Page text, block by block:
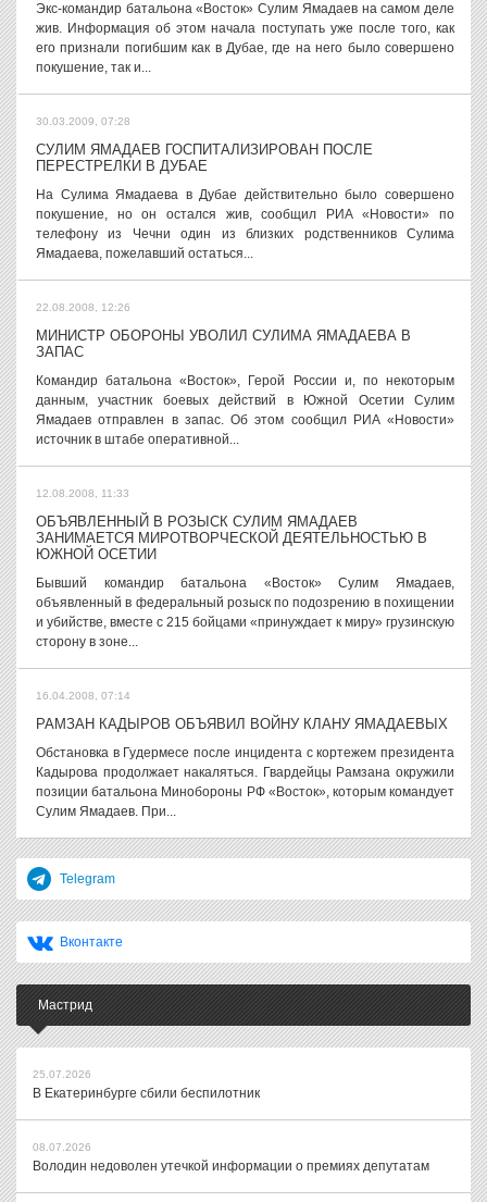
Экс-командир батальона «Восток» Сулим Ямадаев на самом деле
жив. Информация об этом начала поступать уже после того, как
его признали погибшим как в Дубае, где на него было совершено
покушение, так и...
30.03.2009, 07:28
СУЛИМ ЯМАДАЕВ ГОСПИТАЛИЗИРОВАН ПОСЛЕ
ПЕРЕСТРЕЛКИ В ДУБАЕ
На Сулима Ямадаева в Дубае действительно было совершено
покушение, но он остался жив, сообщил РИА «Новости» по
телефону из Чечни один из близких родственников Сулима
Ямадаева, пожелавший остаться...
22.08.2008, 12:26
МИНИСТР ОБОРОНЫ УВОЛИЛ СУЛИМА ЯМАДАЕВА В
ЗАПАС
Командир батальона «Восток», Герой России и, по некоторым
данным, участник боевых действий в Южной Осетии Сулим
Ямадаев отправлен в запас. Об этом сообщил РИА «Новости»
источник в штабе оперативной...
12.08.2008, 11:33
ОБЪЯВЛЕННЫЙ В РОЗЫСК СУЛИМ ЯМАДАЕВ
ЗАНИМАЕТСЯ МИРОТВОРЧЕСКОЙ ДЕЯТЕЛЬНОСТЬЮ В
ЮЖНОЙ ОСЕТИИ
Бывший командир батальона «Восток» Сулим Ямадаев,
объявленный в федеральный розыск по подозрению в похищении
и убийстве, вместе с 215 бойцами «принуждает к миру» грузинскую
сторону в зоне...
16.04.2008, 07:14
РАМЗАН КАДЫРОВ ОБЪЯВИЛ ВОЙНУ КЛАНУ ЯМАДАЕВЫХ
Обстановка в Гудермесе после инцидента с кортежем президента
Кадырова продолжает накаляться. Гвардейцы Рамзана окружили
позиции батальона Минобороны РФ «Восток», которым командует
Сулим Ямадаев. При...
Telegram
Вконтакте
Мастрид
25.07.2026
В Екатеринбурге сбили беспилотник
08.07.2026
Володин недоволен утечкой информации о премиях депутатам